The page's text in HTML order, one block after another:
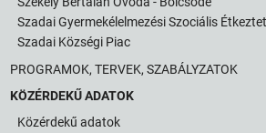
Szadai Gyermekélelmezési Szociális
Szadai Községi Piac
PROGRAMOK, TERVEK, SZABÁLYZATOK
KÖZÉRDEKŰ ADATOK
Közérdekű adatok